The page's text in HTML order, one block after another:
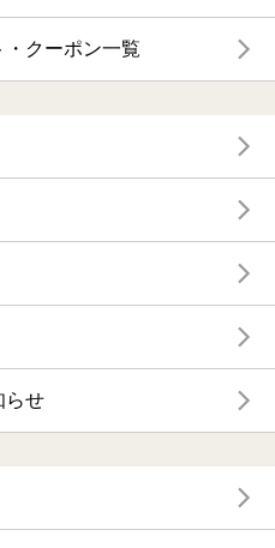
クーポン一覧
らせ